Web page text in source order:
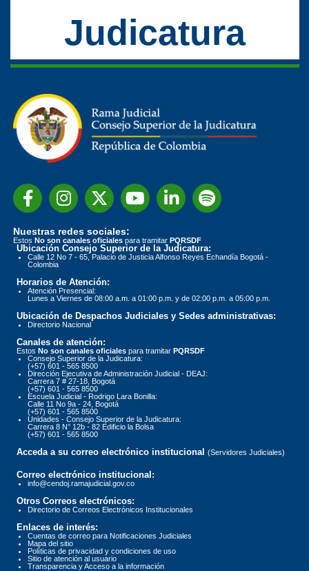
Judicatura
Nuestras redes sociales:
Estos No son canales oficiales para tramitar PQRSDF
Ubicación Consejo Superior de la Judicatura:
Calle 12 No 7 - 65, Palacio de Justicia Alfonso Reyes Echandía Bogotá -
Colombia
Horarios de Atención:
Atención Presencial:
Lunes a Viernes de 08:00 a.m. a 01:00 p.m. y de 02:00 p.m. a 05:00 p.m.
Ubicación de Despachos Judiciales y Sedes administrativas:
Directorio Nacional
Canales de atención:
Estos No son canales oficiales para tramitar PQRSDF
Consejo Superior de la Judicatura:
(+57) 601 - 565 8500
Dirección Ejecutiva de Administración Judicial - DEAJ:
Carrera 7 # 27-18, Bogotá
(+57) 601 - 565 8500
Escuela Judicial - Rodrigo Lara Bonilla:
Calle 11 No 9a - 24, Bogotá
(+57) 601 - 565 8500
Unidades - Consejo Superior de la Judicatura:
Carrera 8 N° 12b - 82 Edificio la Bolsa
(+57) 601 - 565 8500
Acceda a su correo electrónico institucional (Servidores Judiciales)
Correo electrónico institucional:
info@cendoj.ramajudicial.gov.co
Otros Correos electrónicos:
Directorio de Correos Electrónicos Institucionales
Enlaces de interés:
Cuentas de correo para Notificaciones Judiciales
Mapa del sitio
Políticas de privacidad y condiciones de uso
Sitio de atención al usuario
Transparencia y Acceso a la información